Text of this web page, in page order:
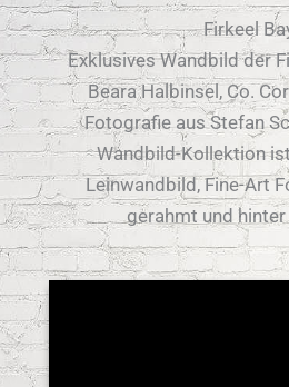
Firkeel
Exklusives Wandbild der
Beara Halbinsel, Co.
Fotografie aus Stefan
Wandbild-Kollektion
Leinwandbild, Fine-Art
gerahmt und